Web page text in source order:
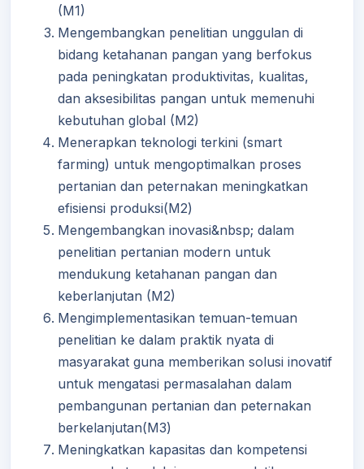
(M1)
Mengembangkan penelitian unggulan di
bidang ketahanan pangan yang berfokus
pada peningkatan produktivitas, kualitas,
dan aksesibilitas pangan untuk memenuhi
kebutuhan global (M2)
Menerapkan teknologi terkini (smart
farming) untuk mengoptimalkan proses
pertanian dan peternakan meningkatkan
efisiensi produksi(M2)
Mengembangkan inovasi&nbsp; dalam
penelitian pertanian modern untuk
mendukung ketahanan pangan dan
keberlanjutan (M2)
Mengimplementasikan temuan-temuan
penelitian ke dalam praktik nyata di
masyarakat guna memberikan solusi inovatif
untuk mengatasi permasalahan dalam
pembangunan pertanian dan peternakan
berkelanjutan(M3)
Meningkatkan kapasitas dan kompetensi